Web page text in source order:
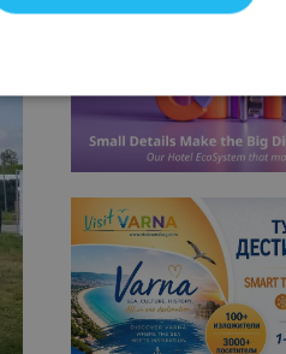
Функционалност
потребителско влизане и
бисквитки.
за да запомните съгласието
на бисквитки на сайта.